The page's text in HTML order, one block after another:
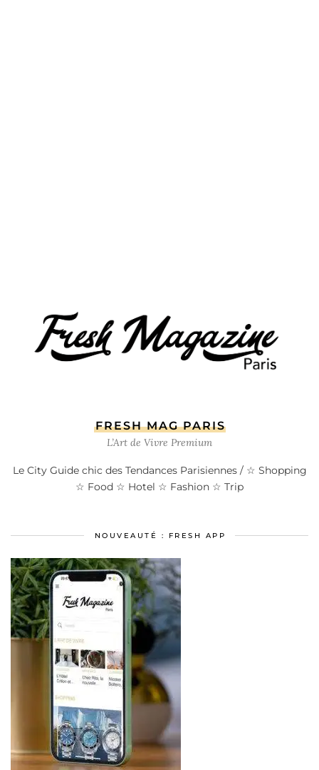
FRESH MAG PARIS
L’Art de Vivre Premium
Le City Guide chic des Tendances Parisiennes / ☆ Shopping
☆ Food ☆ Hotel ☆ Fashion ☆ Trip
NOUVEAUTÉ : FRESH APP